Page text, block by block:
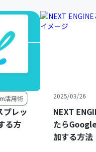
活用術
プレッ
る方
2025/03/26
NEXT
たら
加する方法